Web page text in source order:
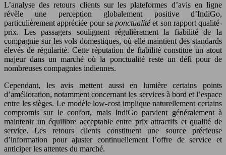
L’analyse des retours clients sur les plateformes d’avis en ligne
révèle une perception globalement positive d’IndiGo,
particulièrement appréciée pour sa ponctualitéet son rapport qualité-
prix. Les passagers soulignent régulièrement la fiabilité de la
compagnie sur les vols domestiques, où elle maintient des standards
élevés de régularité. Cette réputation de fiabilité constitue un atout
majeur dans un marché où la ponctualité reste un défi pour de
nombreuses compagnies indiennes.
Cependant, les avis mettent aussi en lumière certains points
d’amélioration, notamment concernant les services à bord et l’espace
entre les sièges. Le modèle low-cost implique naturellement certains
compromis sur le confort, mais IndiGo parvient généralement à
maintenir un équilibre acceptable entre prix attractifs et qualité de
service. Les retours clients constituent une source précieuse
d’information pour ajuster continuellement l’offre de service et
anticiper les attentes du marché.